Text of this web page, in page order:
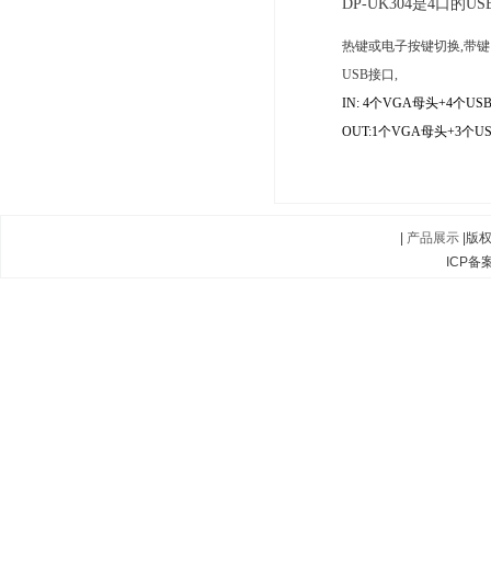
DP-UK304是4口的
热键或电子按键切换,带
USB接口,
IN: 4个VGA母头+4个
OUT:1个VGA母头+3个
产品展示 |版
ICP备